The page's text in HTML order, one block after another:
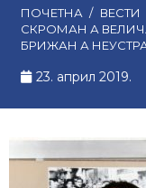
ПОЧЕТНА / ВЕСТИ
СКРОМАН А
БРИЖАН А
23. април 2019.